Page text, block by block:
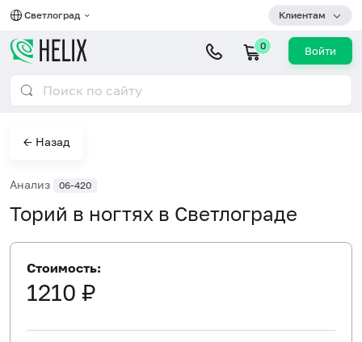
Светлоград Клиентам
0 Войти
← Назад
Анализ 06-420
Торий в ногтях в Светлограде
Стоимость:
1210 ₽